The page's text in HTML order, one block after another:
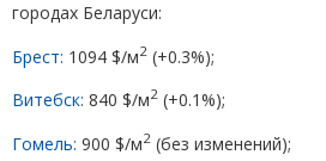
городах Беларуси:
Брест: 1094 $/м2 (+0.3%);
Витебск: 840 $/м2 (+0.1%);
Гомель: 900 $/м2 (без изменений);